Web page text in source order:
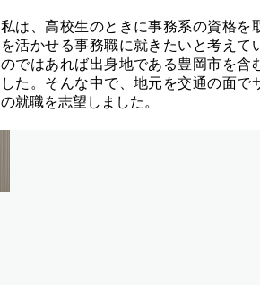
私は、高校生のときに事務系の資格を
を活かせる事務職に就きたいと考えて
のではあれば出身地である豊岡市を含
した。そんな中で、地元を交通の面で
の就職を志望しました。